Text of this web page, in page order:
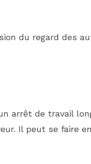
du regard des
arrêt de travail
Il peut se faire